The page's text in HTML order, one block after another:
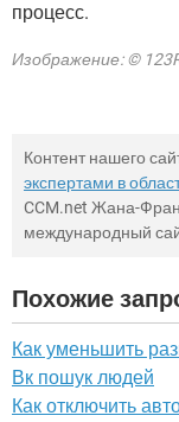
процесс.
Изображение: ©
Контент нашего
экспертами в
CCM.net Жана-
международный
Похожие
Как уменьшить
Вк пошук людей
Как отключить